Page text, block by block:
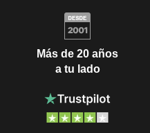
Más de 20 años
a tu lado